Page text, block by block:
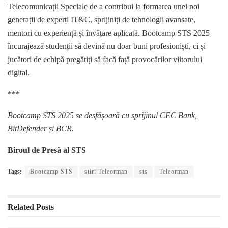
Telecomunicații Speciale de a contribui la formarea unei noi
generații de experți IT&C, sprijiniți de tehnologii avansate,
mentori cu experiență și învățare aplicată. Bootcamp STS 2025
încurajează studenții să devină nu doar buni profesioniști, ci și
jucători de echipă pregătiți să facă față provocărilor viitorului
digital.
***
Bootcamp STS 2025 se desfășoară cu sprijinul CEC Bank,
BitDefender și BCR.
Biroul de Presă al STS
Tags: Bootcamp STS stiri Teleorman sts Teleorman
Related Posts